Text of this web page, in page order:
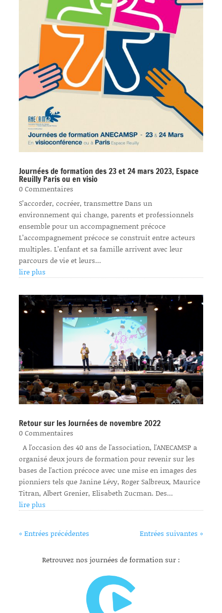
Journées de formation des 23 et 24 mars 2023, Espace
Reuilly Paris ou en visio
0 Commentaires
S’accorder, cocréer, transmettre Dans un
environnement qui change, parents et professionnels
ensemble pour un accompagnement précoce
L’accompagnement précoce se construit entre acteurs
multiples. L’enfant et sa famille arrivent avec leur
parcours de vie et leurs...
lire plus
Retour sur les Journées de novembre 2022
0 Commentaires
A l'occasion des 40 ans de l'association, l'ANECAMSP a
organisé deux jours de formation pour revenir sur les
bases de l'action précoce avec une mise en images des
pionniers tels que Janine Lévy, Roger Salbreux, Maurice
Titran, Albert Grenier, Elisabeth Zucman. Des...
lire plus
« Entrées précédentes Entrées suivantes »
Retrouvez nos journées de formation sur :